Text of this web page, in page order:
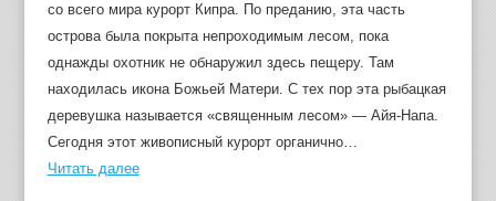
со всего мира курорт Кипра. По преданию, эта часть
острова была покрыта непроходимым лесом, пока
однажды охотник не обнаружил здесь пещеру. Там
находилась икона Божьей Матери. С тех пор эта рыбацкая
деревушка называется «священным лесом» — Айя-Напа.
Сегодня этот живописный курорт органично…
Читать далее